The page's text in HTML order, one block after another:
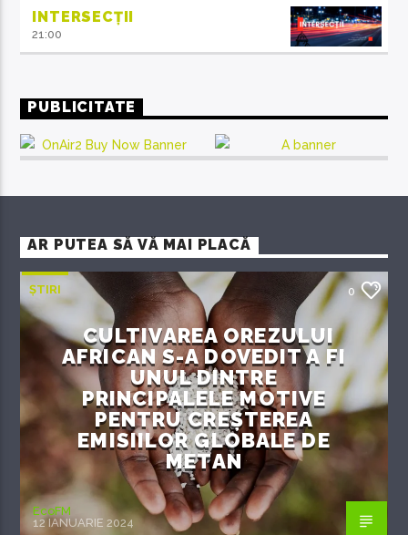
INTERSECȚII
21:00
PUBLICITATE
AR PUTEA SĂ VĂ MAI PLACĂ
ȘTIRI 0
CULTIVAREA OREZULUI
AFRICAN S-A DOVEDIT A FI
UNUL DINTRE
PRINCIPALELE MOTIVE
PENTRU CREȘTEREA
EMISIILOR GLOBALE DE
METAN
EcoFM
12 IANUARIE 2024